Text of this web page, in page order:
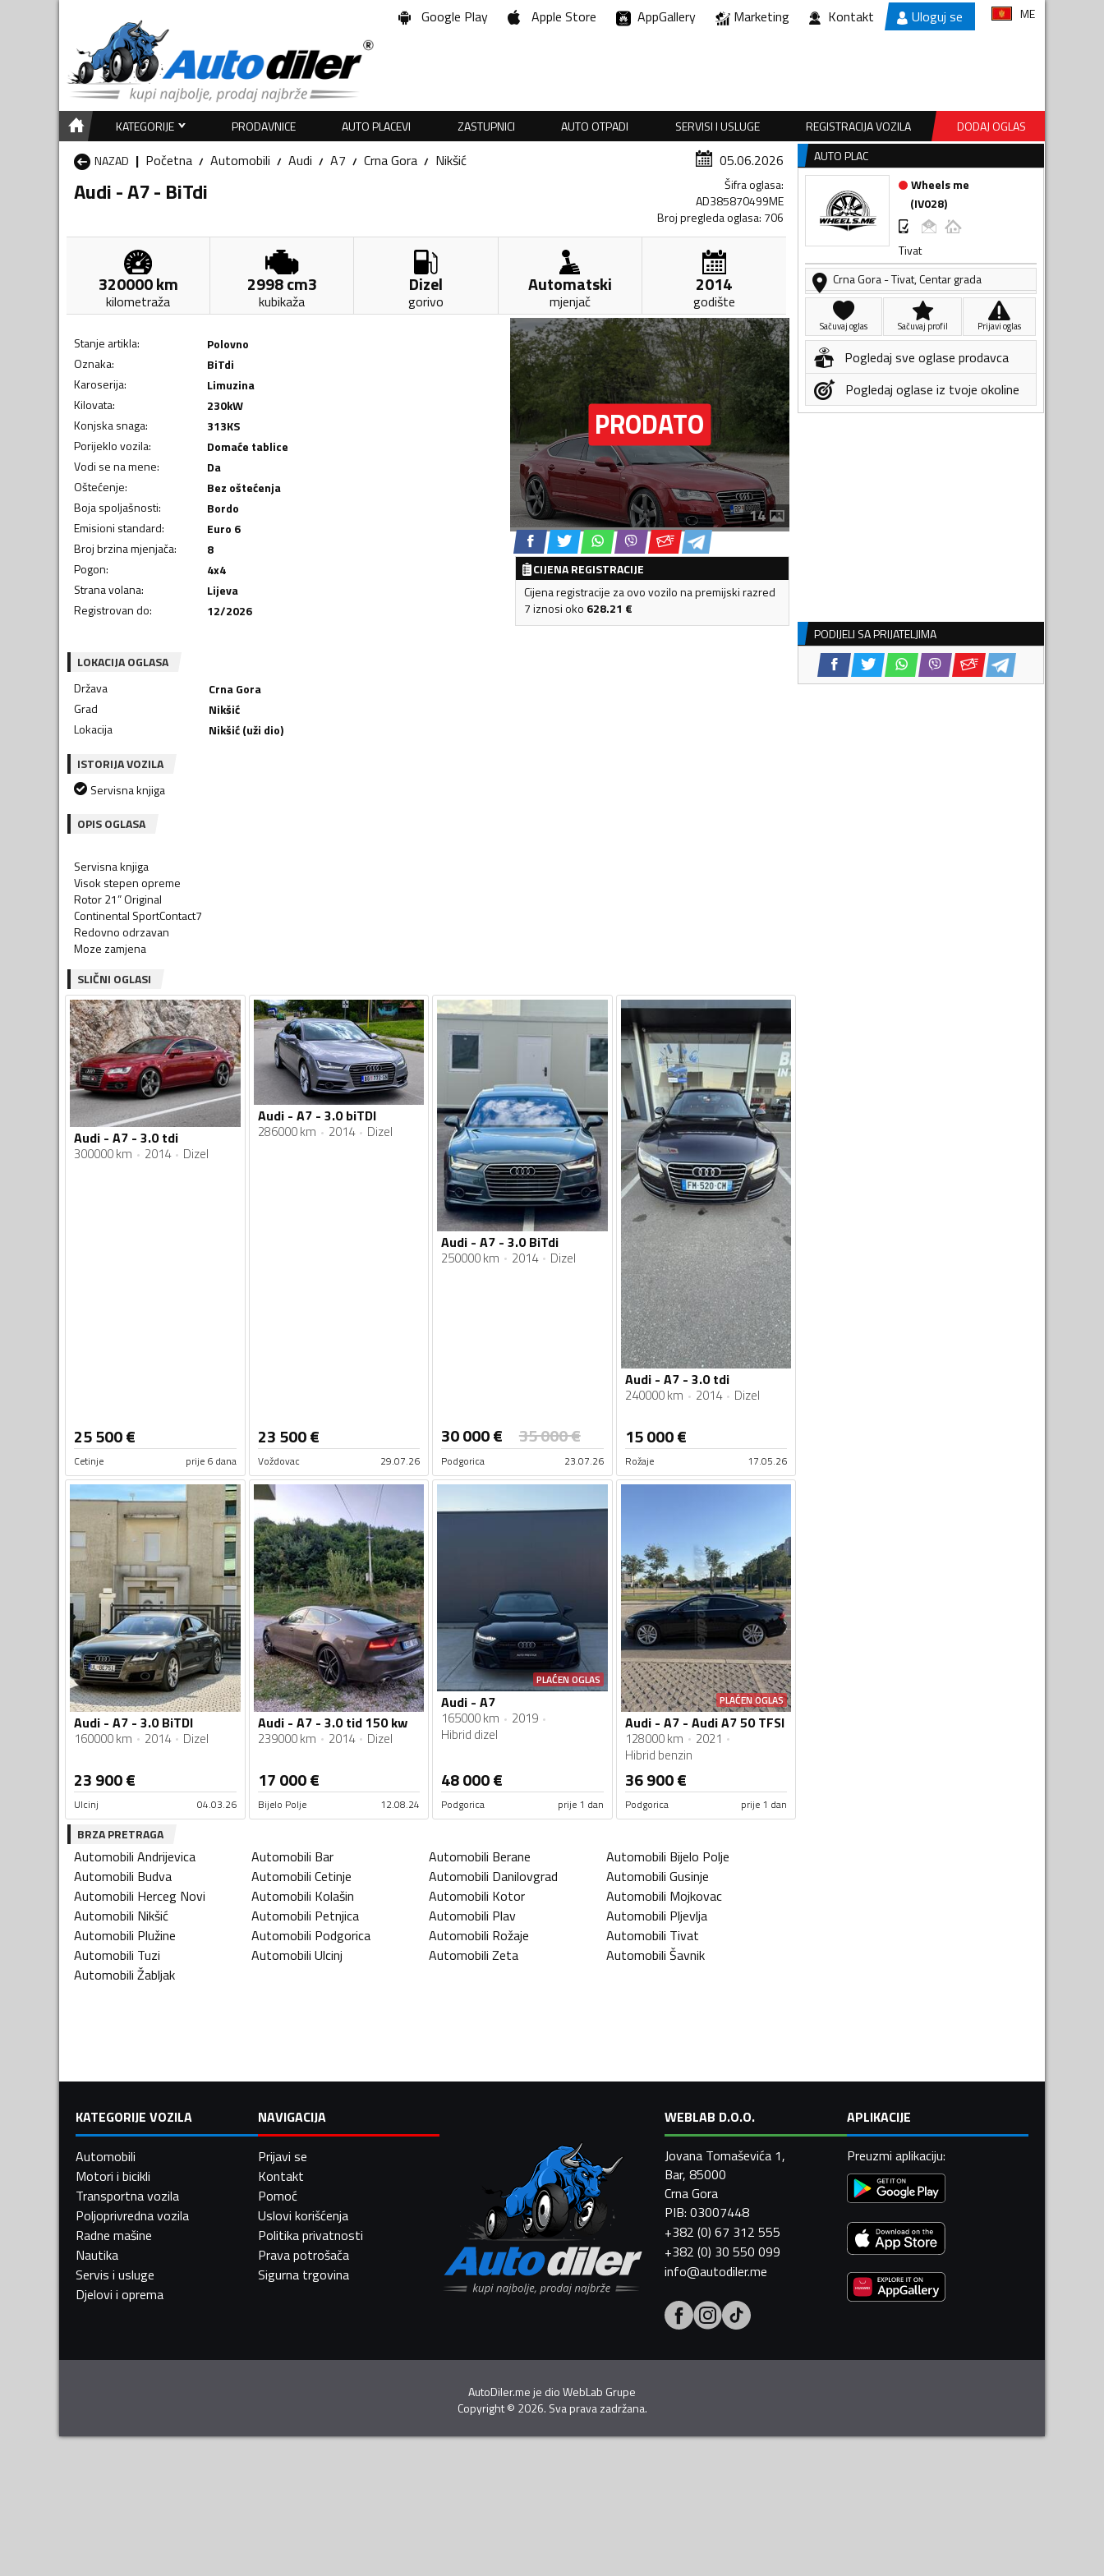
Google Play Apple Store AppGallery Marketing Kontakt Uloguj se ME
KATEGORIJE PRODAVNICE AUTO PLACEVI ZASTUPNICI AUTO OTPADI SERVISI I USLUGE REGISTRACIJA VOZILA
DODAJ OGLAS
NAZAD
Početna Automobili Audi A7 Crna Gora Nikšić 05.06.2026
Audi - A7 - BiTdi Šifra oglasa:
AD385870499ME
Broj pregleda oglasa: 706
320000km
kilometraža
2998cm3
kubikaža
Dizel
gorivo
Automatski
mjenjač
2014
godište
Stanje artikla:
Polovno
Oznaka:
BiTdi
Karoserija:
Limuzina
Kilovata: 230kW
Konjska snaga: 313KS
Porijeklo vozila:
Domaće tablice
Vodi se na mene:
Da
Oštećenje:
Bez oštećenja
Boja spoljašnosti:
Bordo
Emisioni standard:
Euro 6
Broj brzina mjenjača:
8
Pogon:
4x4
Strana volana:
Lijeva
Registrovan do: 12/2026
14
CIJENA REGISTRACIJE
Cijena registracije za ovo vozilo na premijski razred
7 iznosi oko 628.21 €
LOKACIJA OGLASA
Država
Crna Gora
Grad
Nikšić
Lokacija
Nikšić (uži dio)
ISTORIJA VOZILA
Servisna knjiga
OPIS OGLASA
Servisna knjiga
Visok stepen opreme
Rotor 21” Original
Continental SportContact7
Redovno odrzavan
SLIČNI OGLASI
Audi - A7 - 3.0 tdi
300000 km 2014 Dizel
25 500€
Cetinje prije 6 dana
Audi - A7 - 3.0 biTDI
286000 km 2014 Dizel
23 500€
Voždovac 29.07.26
Audi - A7 - 3.0 BiTdi
250000 km 2014 Dizel
30 000€ 35 000€
Podgorica 23.07.26
Audi - A7 - 3.0 tdi
240000 km 2014 Dizel
15 000€
Rožaje 17.05.26
Audi - A7 - 3.0 BiTDI
160000 km 2014 Dizel
23 900€
Ulcinj 04.03.26
Audi - A7 - 3.0 tid 150 kw
239000 km 2014 Dizel
17 000€
Bijelo Polje 12.08.24
PLAĆEN OGLAS
Audi - A7
165000 km
2019
Hibrid dizel
48 000€
Podgorica prije 1 dan
PLAĆEN OGLAS
Audi - A7 - Audi A7 50 TFSI
128000 km
2021
Hibrid benzin
36 900€
Podgorica prije 1 dan
BRZA PRETRAGA
Automobili Andrijevica Automobili Bar Automobili Berane Automobili Bijelo Polje
Automobili Budva Automobili Cetinje Automobili Danilovgrad Automobili Gusinje
Automobili Herceg Novi Automobili Kolašin Automobili Kotor Automobili Mojkovac
Automobili Nikšić Automobili Petnjica Automobili Plav Automobili Pljevlja
Automobili Plužine Automobili Podgorica Automobili Rožaje Automobili Tivat
Automobili Tuzi Automobili Ulcinj Automobili Zeta Automobili Šavnik
Automobili Žabljak
AUTO PLAC
Wheels me
(IV028)
Tivat
Crna Gora-Tivat,Centar grada
Sačuvaj oglas Sačuvaj profil Prijavi oglas
Pogledaj sve oglase prodavca
Pogledaj oglase iz tvoje okoline
PODIJELI SA PRIJATELJIMA
KATEGORIJE VOZILA
Automobili
Motori i bicikli
Transportna vozila
Poljoprivredna vozila
Radne mašine
Nautika
Servis i usluge
Djelovi i oprema
NAVIGACIJA
Prijavi se
Kontakt
Pomoć
Uslovi korišćenja
Politika privatnosti
Prava potrošača
Sigurna trgovina
WEBLAB D.O.O.
Jovana Tomaševića 1,
Bar, 85000
Crna Gora
PIB: 03007448
+382 (0) 67 312 555
+382 (0) 30 550 099
info@autodiler.me
APLIKACIJE
Preuzmi aplikaciju:
AutoDiler.me je dioWebLab Grupe
Copyright© 2026. Sva prava zadržana.